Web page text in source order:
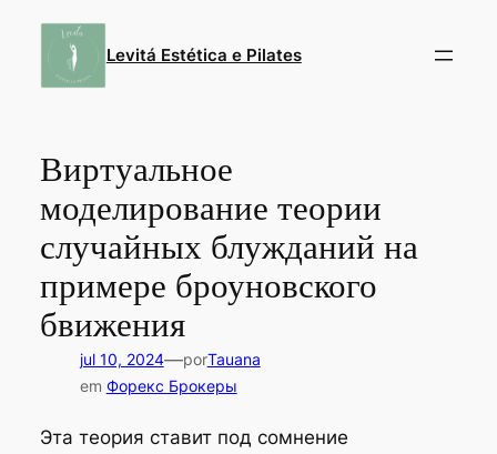
Levitá Estética e Pilates
Виртуальное
моделирование теории
случайных блужданий на
примере броуновского
бвижения
jul 10, 2024—porTauana
em Форекс Брокеры
Эта теория ставит под сомнение